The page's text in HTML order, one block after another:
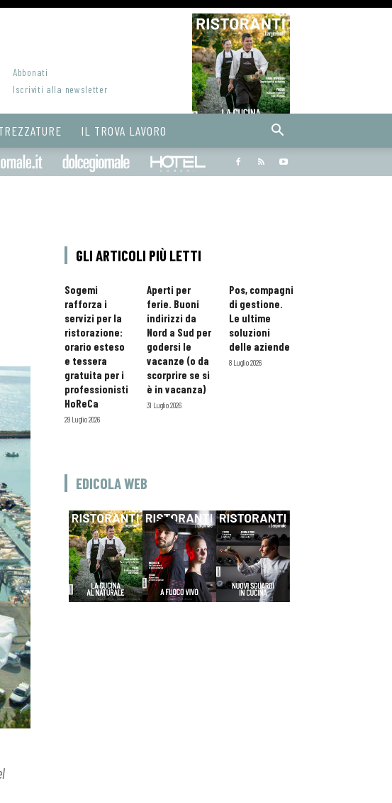
Abbonati
Iscriviti alla newsletter
IL TROVA LAVORO
Bargiornale dolcegiornale
GLI ARTICOLI PIÙ LETTI
Sogemi
rafforza i
servizi per la
ristorazione:
orario esteso
e tessera
gratuita per i
professionisti
HoReCa
29 Luglio 2026
Aperti per
ferie. Buoni
indirizzi da
Nord a Sud per
godersi le
vacanze (o da
scorprire se si
è in vacanza)
31 Luglio 2026
Pos, compagni
di gestione.
Le ultime
soluzioni
delle aziende
8 Luglio 2026
EDICOLA WEB